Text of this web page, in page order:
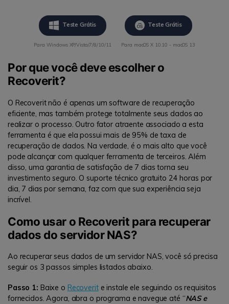
Teste Grátis
Para Windows XP/Vista/7/8/10/11
Teste Grátis
Para macOS X 10.10 - macOS 13
Por que você deve escolher o
Recoverit?
O Recoverit não é apenas um software de recuperação
eficiente, mas também protege totalmente seus dados ao
realizar o processo. Outro fator atraente associado a esta
ferramenta é que ela possui mais de 95% de taxa de
recuperação de dados. Na verdade, é o mais alto que você
pode alcançar com qualquer ferramenta de terceiros. Além
disso, uma garantia de satisfação de 7 dias torna seu
investimento seguro. O suporte técnico gratuito 24 horas por
dia, 7 dias por semana, faz com que sua experiência seja
incrível.
Como usar o Recoverit para recuperar
dados do servidor NAS?
Ao recuperar seus dados de um servidor NAS, você só precisa
seguir os 3 passos simples listados abaixo.
Passo 1: Baixe o Recoverite instale ele seguindo os requisitos
fornecidos. Agora, abra o programa e navegue até “NAS e